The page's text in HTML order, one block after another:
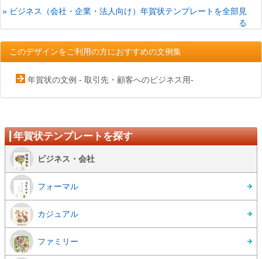
» ビジネス（会社・企業・法人向け）年賀状テンプレートを全部見
る
このデザインをご利用の方におすすめの文例集
年賀状の文例 - 取引先・顧客へのビジネス用-
年賀状テンプレートを探す
ビジネス・会社
フォーマル
カジュアル
ファミリー